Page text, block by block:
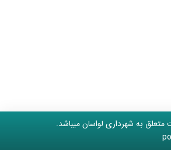
به شهرداری لواسان میباشد.